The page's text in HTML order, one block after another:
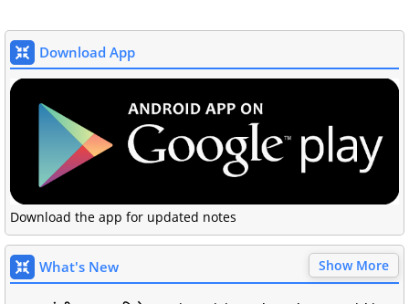
Download App
Download the app for updated notes
What's New Show More